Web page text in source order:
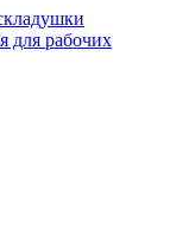
для рабочих